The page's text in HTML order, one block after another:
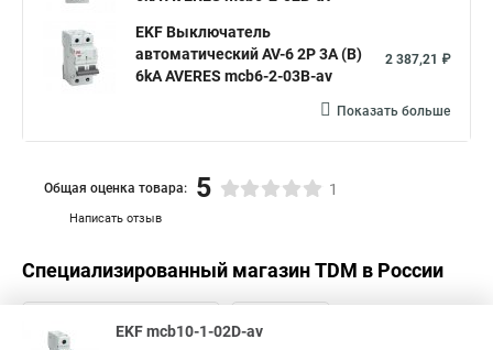
EKF Выключатель
автоматический AV-6 2P 3A (B)
6kA AVERES mcb6-2-03B-av
2 387,21 ₽
Показать больше
Написать отзыв
Общая оценка товара: 5 1
Специализированный магазинTDM в России
EKF mcb10-1-02D-av